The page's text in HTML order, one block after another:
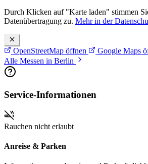
Durch Klicken auf "Karte laden" stimmen
Datenübertragung zu. Mehr in der
OpenStreetMap öffnen
Google Maps
Alle Messen in Berlin
Service-Informationen
Rauchen nicht erlaubt
Anreise & Parken